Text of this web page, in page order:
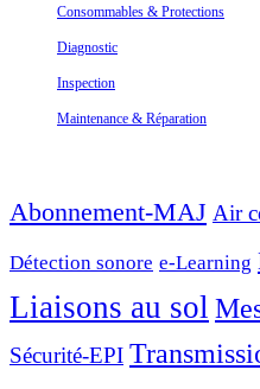
Consommables & Protections
Diagnostic
Inspection
Maintenance & Réparation
Abonnement-MAJ Air
Détection sonore e-Learning
Liaisons au sol
Sécurité-EPI